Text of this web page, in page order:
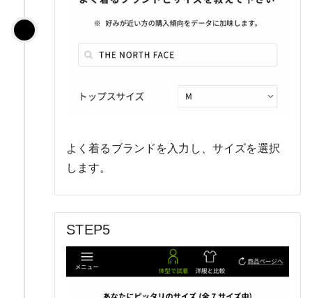
よく着るブランドを入力し、サイズを選択
します。
STEP5